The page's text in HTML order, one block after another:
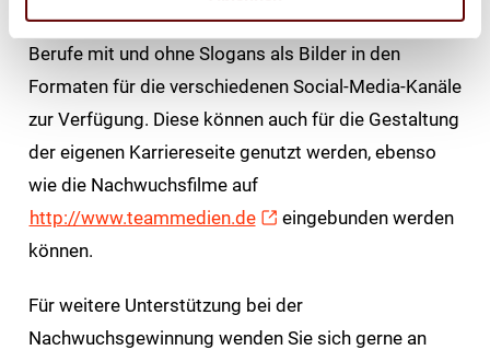
kann. Auch stehen die Testimonials für die einzelnen
Berufe mit und ohne Slogans als Bilder in den
Formaten für die verschiedenen Social-Media-Kanäle
zur Verfügung. Diese können auch für die Gestaltung
der eigenen Karriereseite genutzt werden, ebenso
wie die Nachwuchsfilme auf
http://www.teammedien.de
eingebunden werden
können.
Für weitere Unterstützung bei der
Nachwuchsgewinnung wenden Sie sich gerne an